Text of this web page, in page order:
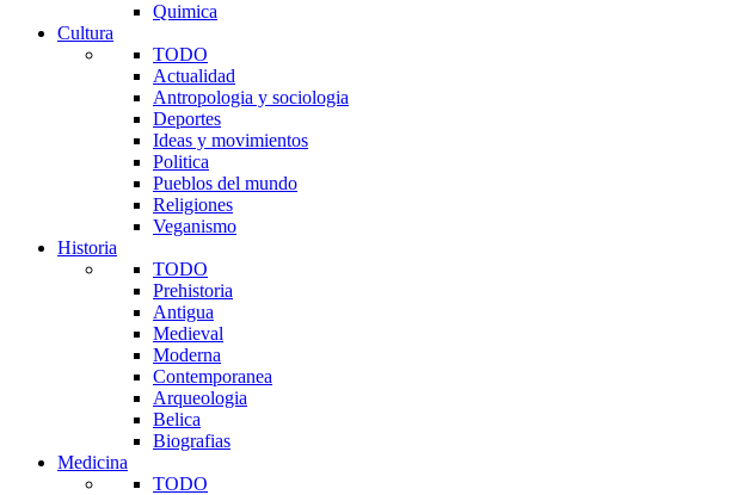
Quimica
Cultura
TODO
Actualidad
Antropologia y sociologia
Deportes
Ideas y movimientos
Politica
Pueblos del mundo
Religiones
Veganismo
Historia
TODO
Prehistoria
Antigua
Medieval
Moderna
Contemporanea
Arqueologia
Belica
Biografias
Medicina
TODO